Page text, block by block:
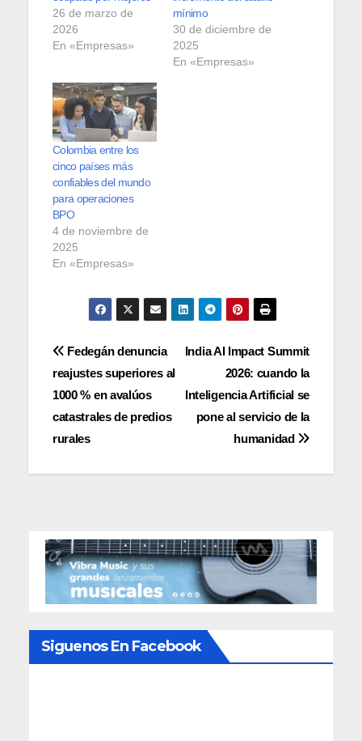
26 de marzo de
2026
En «Empresas»
mínimo
30 de diciembre de
2025
En «Empresas»
Colombia entre los
cinco países más
confiables del mundo
para operaciones
BPO
4 de noviembre de
2025
En «Empresas»
Navegación
de
entradas
India AI Impact Summit
2026: cuando la
Inteligencia Artificial se
pone al servicio de la
humanidad
Fedegán denuncia
reajustes superiores al
1000 % en avalúos
catastrales de predios
rurales
Siguenos En Facebook